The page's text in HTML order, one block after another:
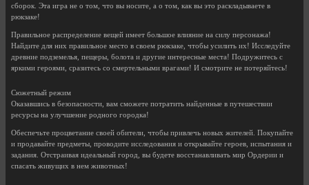
сборок. Эта игра не о том, что вы носите, а о том, как вы это раскладываете в
рюкзаке!
Правильное распределение вещей имеет большое влияние на силу персонажа!
Найдите для них правильное место в своем рюкзаке, чтобы усилить их! Исследуйте
древние подземелья, пещеры, болота и другие интересные места! Подружитесь с
яркими героями, сразитесь со смертельными врагами! И смотрите не потеряйтесь!
Сюжетный режим
Оказавшись в безопасности, вам сможете потратить найденные в путешествии
ресурсы на улучшение родного городка!
Обеспечьте процветание своей обители, чтобы привлечь новых жителей. Покупайте
и продавайте предметы, проводите исследования и открывайте героев, испытания и
задания. Отстраивая идеальный город, вы будете восстанавливать мир Ордерии и
спасать живущих в нем животных!